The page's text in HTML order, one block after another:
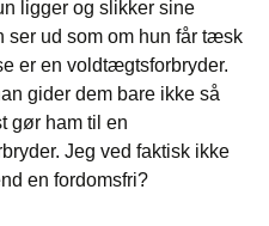
ligger og slikker sine
ser ud som om hun får tæsk
er en voldtægtsforbryder.
gider dem bare ikke så
gør ham til en
Jeg ved faktisk ikke
en fordomsfri?